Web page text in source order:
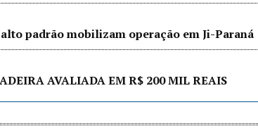
padrão mobilizam operação em Ji-Paraná
AVALIADA EM R$ 200 MIL REAIS